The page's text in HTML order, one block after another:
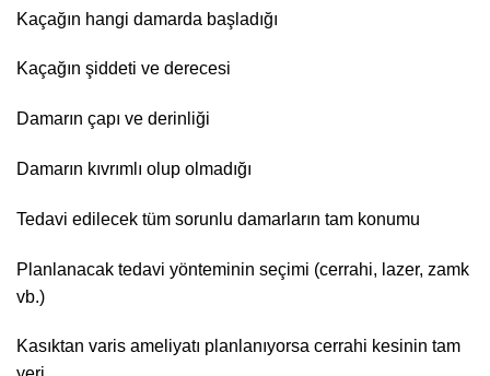
Kaçağın hangi damarda başladığı
Kaçağın şiddeti ve derecesi
Damarın çapı ve derinliği
Damarın kıvrımlı olup olmadığı
Tedavi edilecek tüm sorunlu damarların tam konumu
Planlanacak tedavi yönteminin seçimi (cerrahi, lazer, zamk
vb.)
Kasıktan varis ameliyatı planlanıyorsa cerrahi kesinin tam